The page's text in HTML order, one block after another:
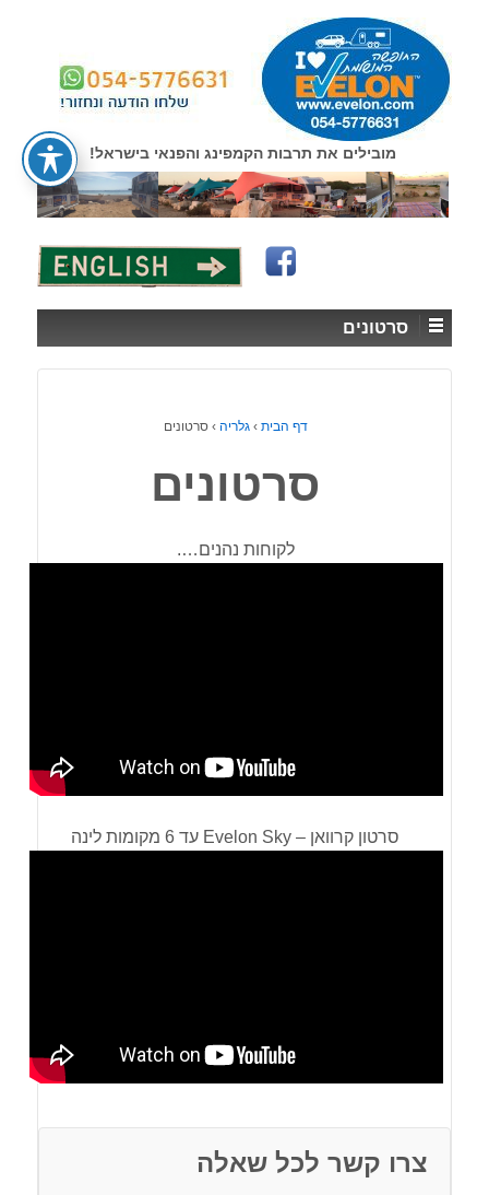
SKIP
MAIN
CONTENT
מובילים את תרבות הקמפינג והפנאי בישראל!
סרטונים
דף הבית › גלריה › סרטונים
סרטונים
לקוחות נהנים….
סרטון קרוואן – Evelon Sky עד 6 מקומות לינה
צרו קשר לכל שאלה